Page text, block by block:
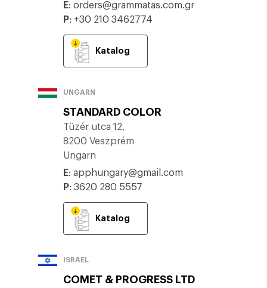
E: orders@grammatas.com.gr
P: +30 210 3462774
Katalog
UNGARN
STANDARD COLOR
Tüzér utca 12,
8200 Veszprém
Ungarn
E: apphungary@gmail.com
P: 3620 280 5557
Katalog
ISRAEL
COMET & PROGRESS LTD